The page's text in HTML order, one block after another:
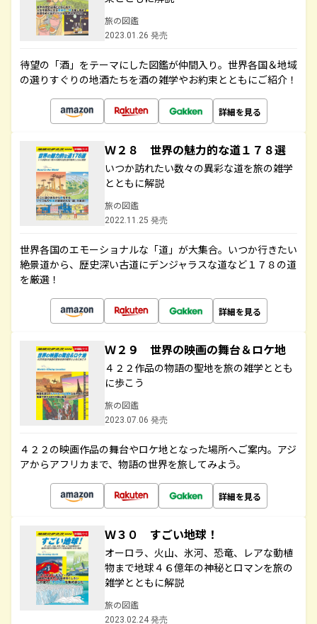
旅の図鑑
2023.01.26 発売
待望の「酒」をテーマにした図鑑が仲間入り。世界各国＆地域
の選りすぐりの地酒たちを酒の雑学やお約束とともにご紹介！
詳細を見る
Ｗ２８ 世界の魅力的な道１７８選
いつか訪れたい数々の異彩な道を旅の雑学
とともに解説
旅の図鑑
2022.11.25 発売
世界各国のエモーショナルな「道」が大集合。いつか行きたい
絶景道から、歴史深い古道にデンジャラスな道など１７８の道
を厳選！
詳細を見る
Ｗ２９ 世界の映画の舞台＆ロケ地
４２２作品の物語の聖地を旅の雑学ととも
に歩こう
旅の図鑑
2023.07.06 発売
４２２の映画作品の舞台やロケ地となった場所へご案内。アジ
アからアフリカまで、物語の世界を旅してみよう。
詳細を見る
Ｗ３０ すごい地球！
オーロラ、火山、氷河、恐竜、レアな動植
物まで地球４６億年の神秘とロマンを旅の
雑学とともに解説
旅の図鑑
2023.02.24 発売